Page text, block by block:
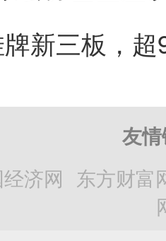
新三板，
友
济网 东方财富